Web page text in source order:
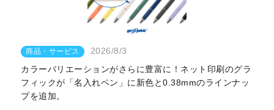
商品・サービス
2026/8/3
カラーバリエーションがさらに豊富に！ネット印刷のグラ
フィックが「名入れペン」に新色と0.38mmのラインナッ
プを追加。